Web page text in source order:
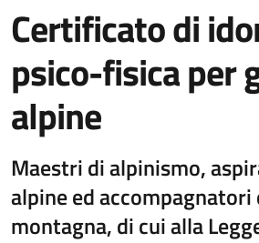
Certificato di
psico-fisica per
alpine
Maestri di alpinismo,
alpine ed accompagnatori
montagna, di cui alla